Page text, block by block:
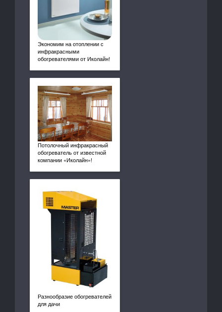
Экономим на отоплении с
инфракрасными
обогревателями от Иколайн!
Потолочный инфракрасный
обогреватель от известной
компании «Иколайн»!
Разнообразие обогревателей
для дачи